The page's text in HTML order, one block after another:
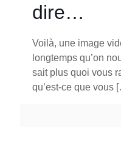
dire…
Voilà, une image
longtemps qu’on
sait plus quoi vous
qu’est-ce que vous